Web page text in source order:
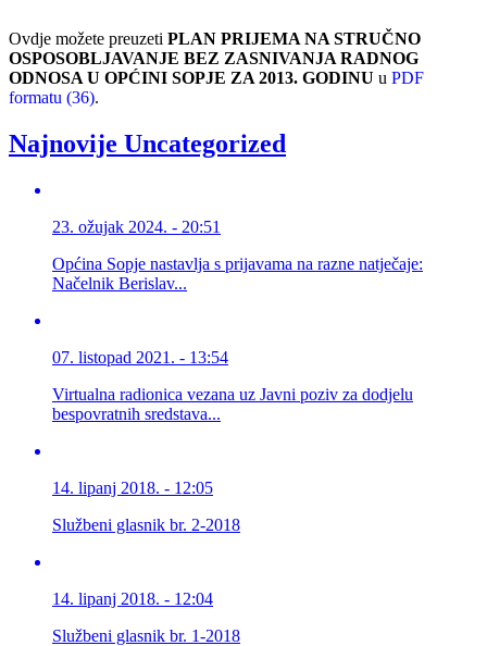
Ovdje možete preuzeti PLAN PRIJEMA NA STRUČNO
OSPOSOBLJAVANJE BEZ ZASNIVANJA RADNOG
ODNOSA U OPĆINI SOPJE ZA 2013. GODINU u PDF
formatu (36).
Najnovije Uncategorized
23. ožujak 2024. - 20:51
Općina Sopje nastavlja s prijavama na razne natječaje:
Načelnik Berislav...
07. listopad 2021. - 13:54
Virtualna radionica vezana uz Javni poziv za dodjelu
bespovratnih sredstava...
14. lipanj 2018. - 12:05
Službeni glasnik br. 2-2018
14. lipanj 2018. - 12:04
Službeni glasnik br. 1-2018